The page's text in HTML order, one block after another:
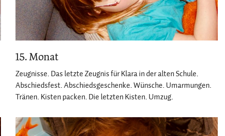
15. Monat
Zeugnisse. Das letzte Zeugnis für Klara in der alten Schule.
Abschiedsfest. Abschiedsgeschenke. Wünsche. Umarmungen.
Tränen. Kisten packen. Die letzten Kisten. Umzug.